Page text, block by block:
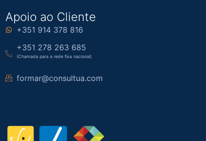
Apoio ao Cliente
+351 914 378 816
+351 278 263 685
(Chamada para a rede fixa nacional)
formar@consultua.com